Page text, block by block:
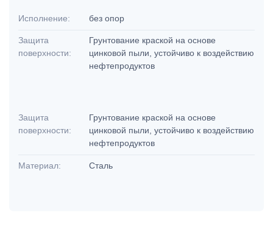
Исполнение: без опор
Защита
поверхности:
Грунтование краской на основе
цинковой пыли, устойчиво к воздействию
нефтепродуктов
Защита
поверхности:
Грунтование краской на основе
цинковой пыли, устойчиво к воздействию
нефтепродуктов
Материал: Сталь